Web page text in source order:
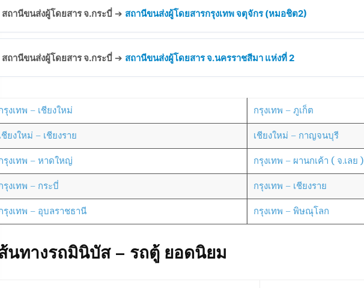
สถานีขนส่งผู้โดยสาร จ.กระบี่➔ สถานีขนส่งผู้โดยสารกรุงเทพ จตุจักร (หมอชิต2)
สถานีขนส่งผู้โดยสาร จ.กระบี่➔ สถานีขนส่งผู้โดยสาร จ.นครราชสีมา แห่งที่ 2
รุงเทพ – เชียงใหม่
ชียงใหม่ – เชียงราย
รุงเทพ – หาดใหญ่
รุงเทพ – กระบี่
รุงเทพ – อุบลราชธานี
กรุงเทพ – ภูเก็ต
เชียงใหม่ – กาญจนบุรี
กรุงเทพ – ผานกเค้า ( จ.เลย )
กรุงเทพ – เชียงราย
กรุงเทพ – พิษณุโลก
นทางรถมินิบัส – รถตู้ ยอดนิยม